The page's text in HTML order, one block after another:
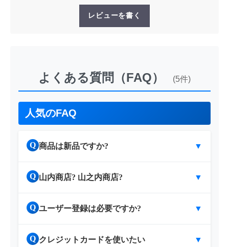
レビューを書く
よくある質問（FAQ） (5件)
人気のFAQ
Q 商品は新品ですか? ▼
Q 山内商店? 山之内商店? ▼
Q ユーザー登録は必要ですか? ▼
Q クレジットカードを使いたい ▼